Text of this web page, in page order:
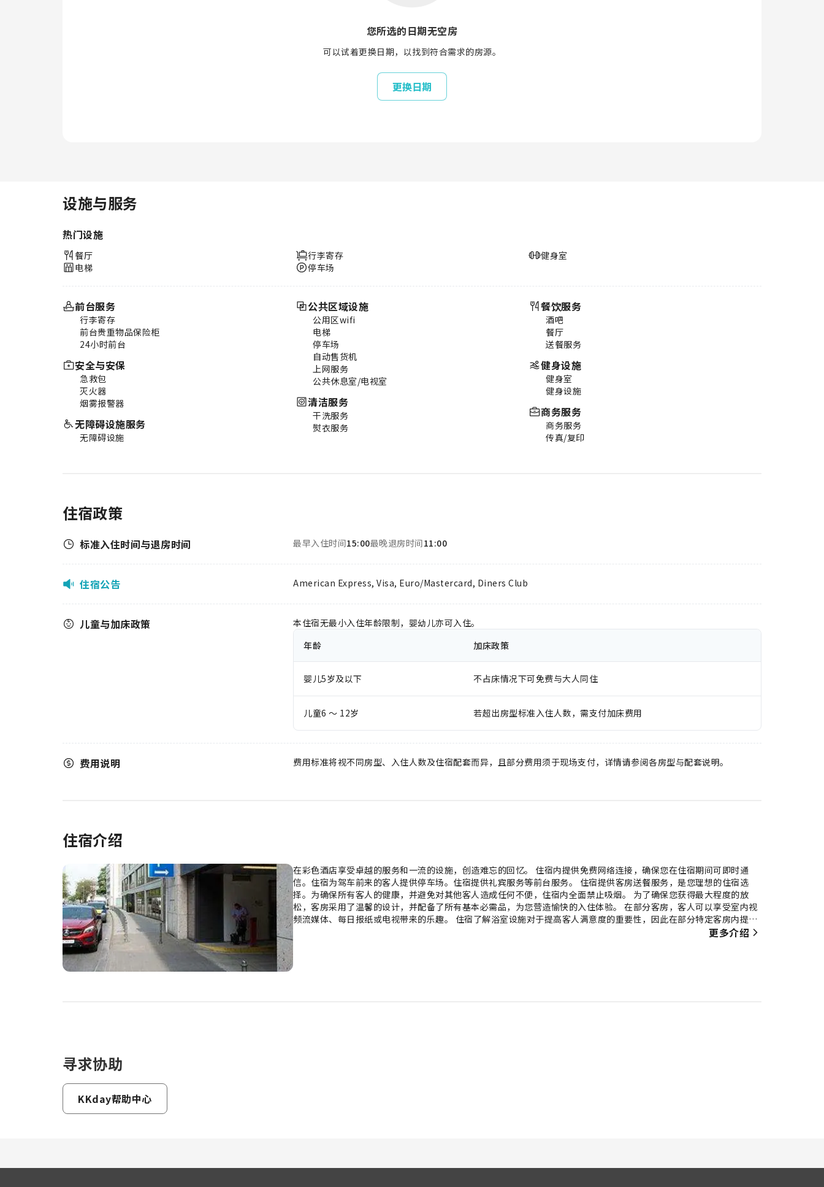
您所选的日期无空房
可以试着更换日期，以找到符合需求的房源。
更换日期
设施与服务
热门设施
餐厅
电梯
行李寄存
停车场
健身室
前台服务
行李寄存
前台贵重物品保险柜
24小时前台
安全与安保
急救包
灭火器
烟雾报警器
无障碍设施服务
无障碍设施
公共区域设施
公用区wifi
电梯
停车场
自动售货机
上网服务
公共休息室/电视室
清洁服务
干洗服务
熨衣服务
餐饮服务
酒吧
餐厅
送餐服务
健身设施
健身室
健身设施
商务服务
商务服务
传真/复印
住宿政策
标准入住时间与退房时间 最早入住时间15:00最晚退房时间11:00
住宿公告 American Express, Visa, Euro/Mastercard, Diners Club
儿童与加床政策
本住宿无最小入住年龄限制，婴幼儿亦可入住。
年龄
加床政策
婴儿5岁及以下 不占床情况下可免费与大人同住
儿童6 ～ 12岁 若超出房型标准入住人数，需支付加床费用
费用说明 费用标准将视不同房型、入住人数及住宿配套而异，且部分费用须于现场支付，详情请参阅各房型与配套说明。
住宿介绍
在彩色酒店享受卓越的服务和一流的设施，创造难忘的回忆。 住宿内提供免费网络连接，确保您在住宿期间可即时通
信。住宿为驾车前来的客人提供停车场。住宿提供礼宾服务等前台服务。 住宿提供客房送餐服务，是您理想的住宿选
择。为确保所有客人的健康，并避免对其他客人造成任何不便，住宿内全面禁止吸烟。 为了确保您获得最大程度的放
松，客房采用了温馨的设计，并配备了所有基本必需品，为您营造愉快的入住体验。 在部分客房，客人可以享受室内视
频流媒体、每日报纸或电视带来的乐趣。 住宿了解浴室设施对于提高客人满意度的重要性，因此在部分特定客房内提供
更多介绍
寻求协助
KKday帮助中心